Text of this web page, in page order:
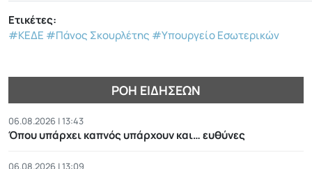
Ετικέτες:
#ΚΕΔΕ #Πάνος Σκουρλέτης #Υπουργείο Εσωτερικών
ΡΟΉ ΕΙΔΉΣΕΩΝ
06.08.2026 | 13:43
Όπου υπάρχει καπνός υπάρχουν και… ευθύνες
06.08.2026 | 13:09